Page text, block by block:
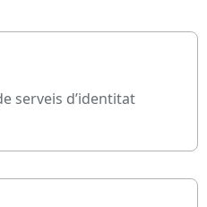
serveis d’identitat